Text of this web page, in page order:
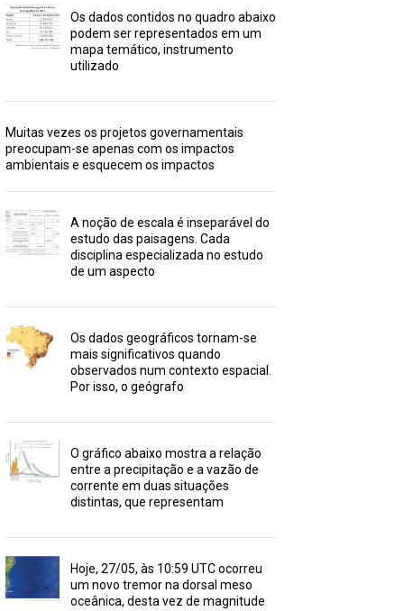
Os dados contidos no quadro abaixo
podem ser representados em um
mapa temático, instrumento
utilizado
Muitas vezes os projetos governamentais
preocupam-se apenas com os impactos
ambientais e esquecem os impactos
A noção de escala é inseparável do
estudo das paisagens. Cada
disciplina especializada no estudo
de um aspecto
Os dados geográficos tornam-se
mais significativos quando
observados num contexto espacial.
Por isso, o geógrafo
O gráfico abaixo mostra a relação
entre a precipitação e a vazão de
corrente em duas situações
distintas, que representam
Hoje, 27/05, às 10:59 UTC ocorreu
um novo tremor na dorsal meso
oceânica, desta vez de magnitude